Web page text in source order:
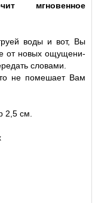
мгно­вен­ное
воды и вот, Вы
от новых ощуще­ни­
словами.
не помешает Вам
2,5 см.